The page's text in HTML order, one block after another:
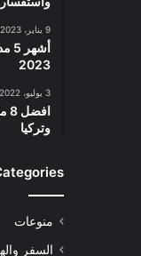
9 يناير، 2023
2023
3 يوليو، 2022
وتركيا
منوعات
السفر